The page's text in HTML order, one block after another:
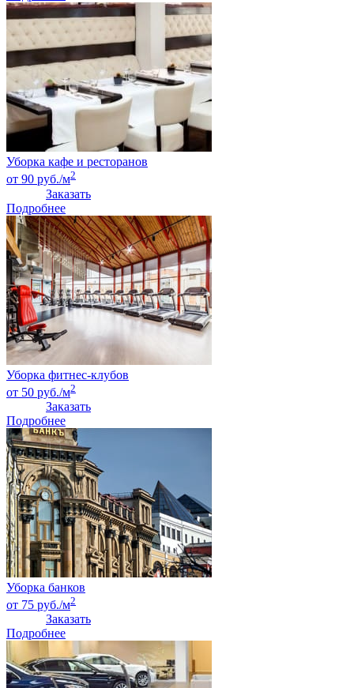
Уборка кафе и ресторанов
от 90 руб./м2
Заказать
Подробнее
Уборка фитнес-клубов
от 50 руб./м2
Заказать
Подробнее
Уборка банков
от 75 руб./м2
Заказать
Подробнее